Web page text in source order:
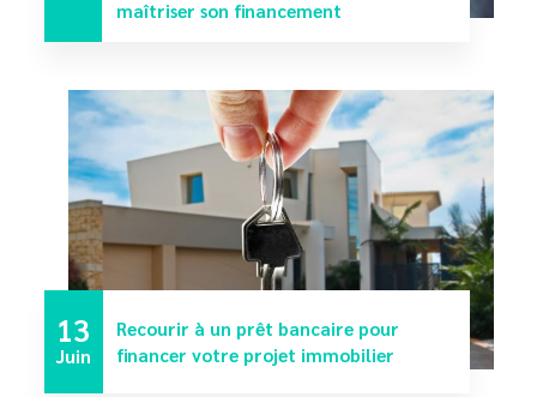
maîtriser son financement
13
Juin
Recourir à un prêt bancaire pour
financer votre projet immobilier